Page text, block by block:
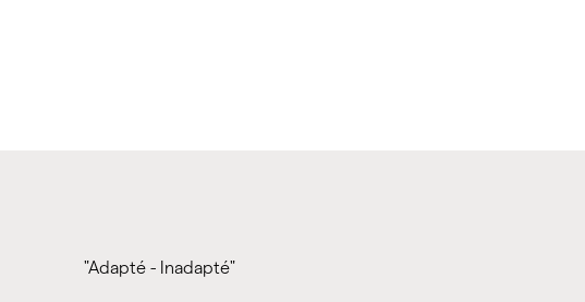
"Adapté - Inadapté"